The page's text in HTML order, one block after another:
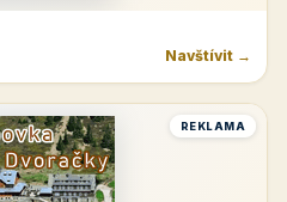
Navštívit →
REKLAMA